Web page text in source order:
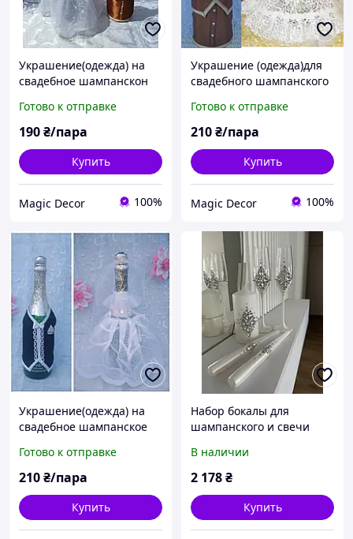
Украшение(одежда) на
свадебное шампанскон
№16
Готово к отправке
190₴/пара
Купить
Magic Decor 100%
Украшение (одежда)для
свадебного шампанского
Готово к отправке
210₴/пара
Купить
Magic Decor 100%
Украшение(одежда) на
свадебное шампанское
невесты"№14
Готово к отправке
210₴/пара
Купить
Набор бокалы для
шампанского и свечи
В наличии
2 178₴
Купить